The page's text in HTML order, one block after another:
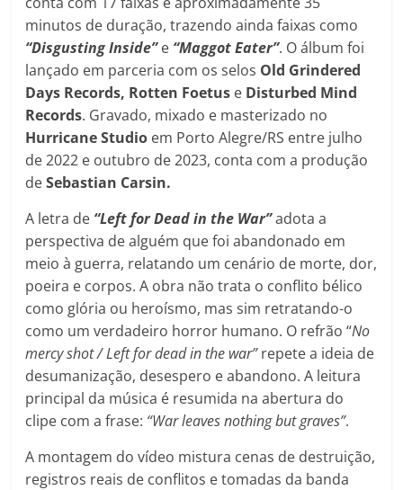
minutos de duração, trazendo ainda faixas como
“Disgusting Inside”e “Maggot Eater”. O álbum foi
lançado em parceria com os selos Old Grindered
Days Records, Rotten Foetus e Disturbed Mind
Records. Gravado, mixado e masterizado no
Hurricane Studio em Porto Alegre/RS entre julho
de 2022 e outubro de 2023, conta com a produção
deSebastian Carsin.
A letra de “Left for Dead in the War”adota a
perspectiva de alguém que foi abandonado em
meio à guerra, relatando um cenário de morte, dor,
poeira e corpos. A obra não trata o conflito bélico
como glória ou heroísmo, mas sim retratando-o
como um verdadeiro horror humano. O refrão “No
mercy shot / Left for dead in the war”repete a ideia de
desumanização, desespero e abandono. A leitura
principal da música é resumida na abertura do
clipe com a frase: “War leaves nothing but graves”.
A montagem do vídeo mistura cenas de destruição,
registros reais de conflitos e tomadas da banda